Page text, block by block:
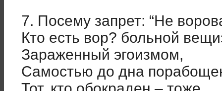
7. Посему запрет: “Не
Кто есть вор? больной
Зараженный эгоизмом,
Самостью до дна